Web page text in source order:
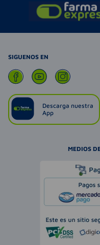
SIGUENOS EN
Descarga nuestra
App
MEDIOS